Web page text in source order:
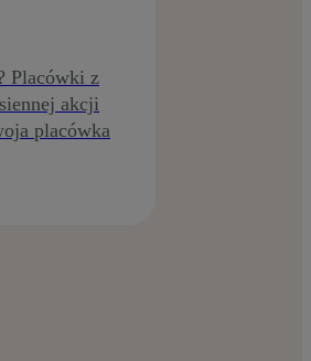
Placówki z
akcji
placówka